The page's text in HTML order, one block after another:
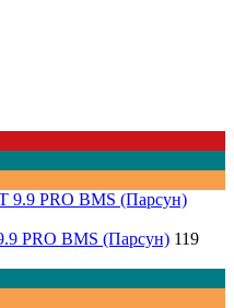
PRO BMS (Парсун) 119